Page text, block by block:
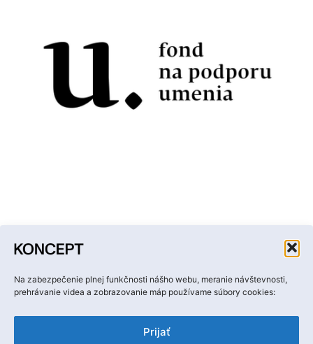
Na zabezpečenie plnej funkčnosti nášho webu, meranie návštevnosti,
prehrávanie videa a zobrazovanie máp používame súbory cookies:
Prijať